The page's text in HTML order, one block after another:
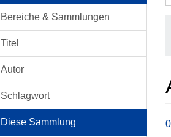
Bereiche & Sammlungen
Titel
Autor
Schlagwort
Diese Sammlung